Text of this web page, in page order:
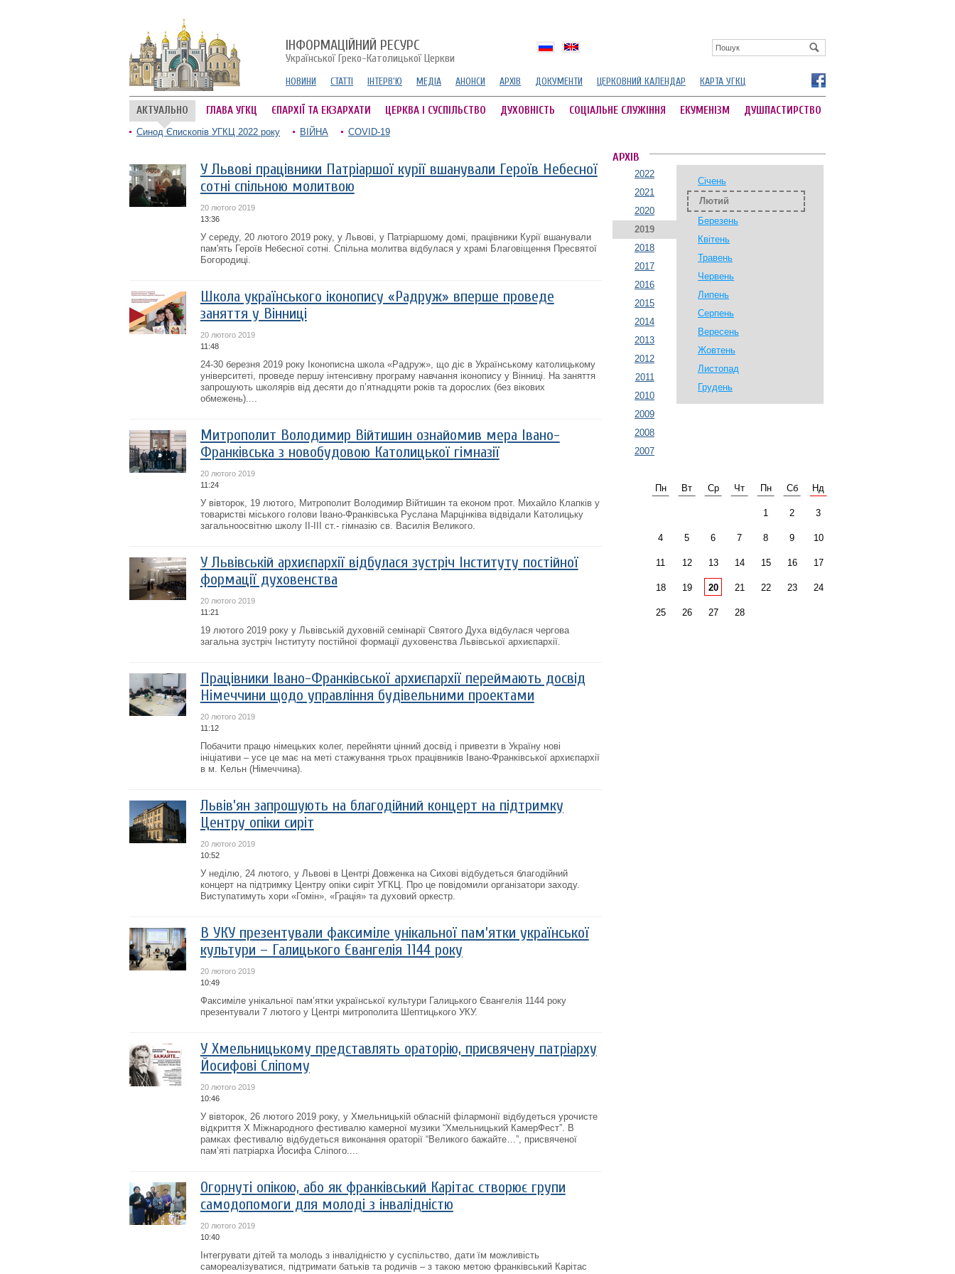
ІНФОРМАЦІЙНИЙ РЕСУРС
Української Греко-Католицької Церкви
НОВИНИ СТАТТІ ІНТЕРВ'Ю МЕДІА АНОНСИ АРХІВ ДОКУМЕНТИ ЦЕРКОВНИЙ КАЛЕНДАР КАРТА УГКЦ
АКТУАЛЬНО ГЛАВА УГКЦ ЄПАРХІЇ ТА ЕКЗАРХАТИ ЦЕРКВА І СУСПІЛЬСТВО ДУХОВНІСТЬ СОЦІАЛЬНЕ СЛУЖІННЯ ЕКУМЕНІЗМ ДУШПАСТИРСТВО
Синод Єпископів УГКЦ 2022 року ВІЙНА COVID-19
У Львові працівники Патріаршої курії вшанували Героїв Небесної
cотні спільною молитвою
20 лютого 2019
13:36
У середу, 20 лютого 2019 року, у Львові, у Патріаршому домі, працівники Курії вшанували
пам'ять Героїв Небесної сотні. Спільна молитва відбулася у храмі Благовіщення Пресвятої
Богородиці.
Школа українського іконопису «Радруж» вперше проведе
заняття у Вінниці
20 лютого 2019
11:48
24-30 березня 2019 року Іконописна школа «Радруж», що діє в Українському католицькому
університеті, проведе першу інтенсивну програму навчання іконопису у Вінниці. На заняття
запрошують школярів від десяти до п’ятнадцяти років та дорослих (без вікових
обмежень)....
Митрополит Володимир Війтишин ознайомив мера Івано-
Франківська з новобудовою Католицької гімназії
20 лютого 2019
11:24
У вівторок, 19 лютого, Митрополит Володимир Війтишин та економ прот. Михайло Клапків у
товаристві міського голови Івано-Франківська Руслана Марцінківа відвідали Католицьку
загальноосвітню школу ІІ-ІІІ ст.- гімназію св. Василія Великого.
У Львівській архиєпархії відбулася зустріч Інституту постійної
формації духовенства
20 лютого 2019
11:21
19 лютого 2019 року у Львівській духовній семінарії Святого Духа відбулася чергова
загальна зустріч Інституту постійної формації духовенства Львівської архиєпархії.
Працівники Івано-Франківської архиєпархії переймають досвід
Німеччини щодо управління будівельними проектами
20 лютого 2019
11:12
Побачити працю німецьких колег, перейняти цінний досвід і привезти в Україну нові
ініціативи – усе це має на меті стажування трьох працівників Івано-Франківської архиєпархії
в м. Кельн (Німеччина).
Львів’ян запрошують на благодійний концерт на підтримку
Центру опіки сиріт
20 лютого 2019
10:52
У неділю, 24 лютого, у Львові в Центрі Довженка на Сихові відбудеться благодійний
концерт на підтримку Центру опіки сиріт УГКЦ. Про це повідомили організатори заходу.
Виступатимуть хори «Гомін», «Грація» та духовий оркестр.
В УКУ презентували факсиміле унікальної пам’ятки української
культури – Галицького Євангелія 1144 року
20 лютого 2019
10:49
Факсиміле унікальної пам’ятки української культури Галицького Євангелія 1144 року
презентували 7 лютого у Центрі митрополита Шептицького УКУ.
У Хмельницькому представлять ораторію, присвячену патріарху
Йосифові Сліпому
20 лютого 2019
10:46
У вівторок, 26 лютого 2019 року, у Хмельницькій обласній філармонії відбудеться урочисте
відкриття Х Міжнародного фестивалю камерної музики “Хмельницький КамерФест”. В
рамках фестивалю відбудеться виконання ораторії “Великого бажайте…”, присвяченої
пам’яті патріарха Йосифа Сліпого....
Огорнуті опікою, або як франківський Карітас створює групи
самодопомоги для молоді з інвалідністю
20 лютого 2019
10:40
Інтегрувати дітей та молодь з інвалідністю у суспільство, дати їм можливість
самореалізуватися, підтримати батьків та родичів – з такою метою франківський Карітас
АРХІВ
2022
2021
2020
2019
2018
2017
2016
2015
2014
2013
2012
2011
2010
2009
2008
2007
Січень
Лютий
Березень
Квітень
Травень
Червень
Липень
Серпень
Вересень
Жовтень
Листопад
Грудень
Пн Вт Ср Чт Пн Сб Нд
1 2 3
4 5 6 7 8 9 10
11 12 13 14 15 16 17
18 19 20 21 22 23 24
25 26 27 28